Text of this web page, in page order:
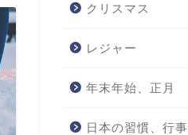
クリスマス
レジャー
年末年始、正月
日本の習慣、行事